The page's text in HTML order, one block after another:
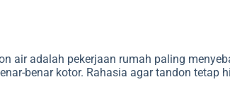
air adalah pekerjaan rumah paling
benar kotor. Rahasia agar tandon tetap